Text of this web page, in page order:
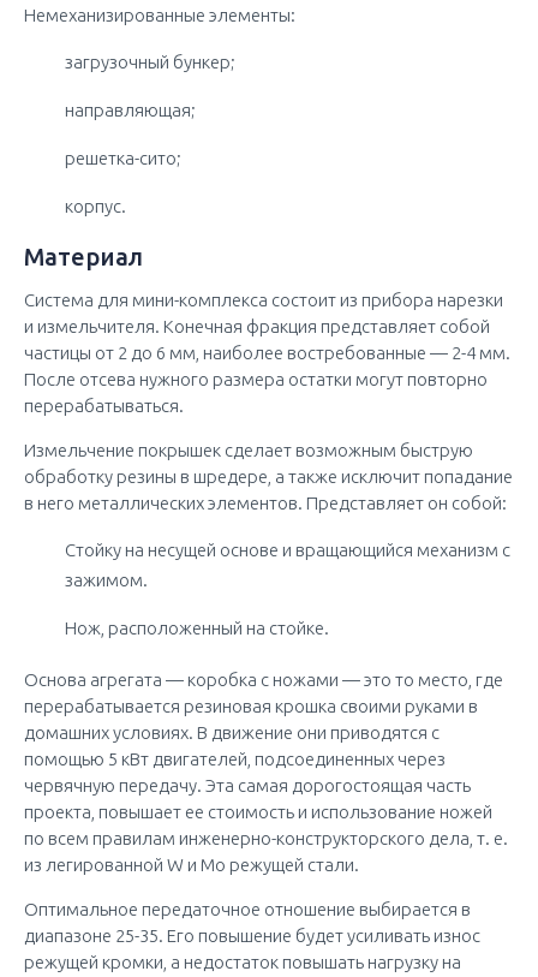
Немеханизированные элементы:
загрузочный бункер;
направляющая;
решетка-сито;
корпус.
Материал
Система для мини-комплекса состоит из прибора нарезки
и измельчителя. Конечная фракция представляет собой
частицы от 2 до 6 мм, наиболее востребованные — 2-4 мм.
После отсева нужного размера остатки могут повторно
перерабатываться.
Измельчение покрышек сделает возможным быструю
обработку резины в шредере, а также исключит попадание
в него металлических элементов. Представляет он собой:
Стойку на несущей основе и вращающийся механизм с
зажимом.
Нож, расположенный на стойке.
Основа агрегата — коробка с ножами — это то место, где
перерабатывается резиновая крошка своими руками в
домашних условиях. В движение они приводятся с
помощью 5 кВт двигателей, подсоединенных через
червячную передачу. Эта самая дорогостоящая часть
проекта, повышает ее стоимость и использование ножей
по всем правилам инженерно-конструкторского дела, т. е.
из легированной W и Mo режущей стали.
Оптимальное передаточное отношение выбирается в
диапазоне 25-35. Его повышение будет усиливать износ
режущей кромки, а недостаток повышать нагрузку на